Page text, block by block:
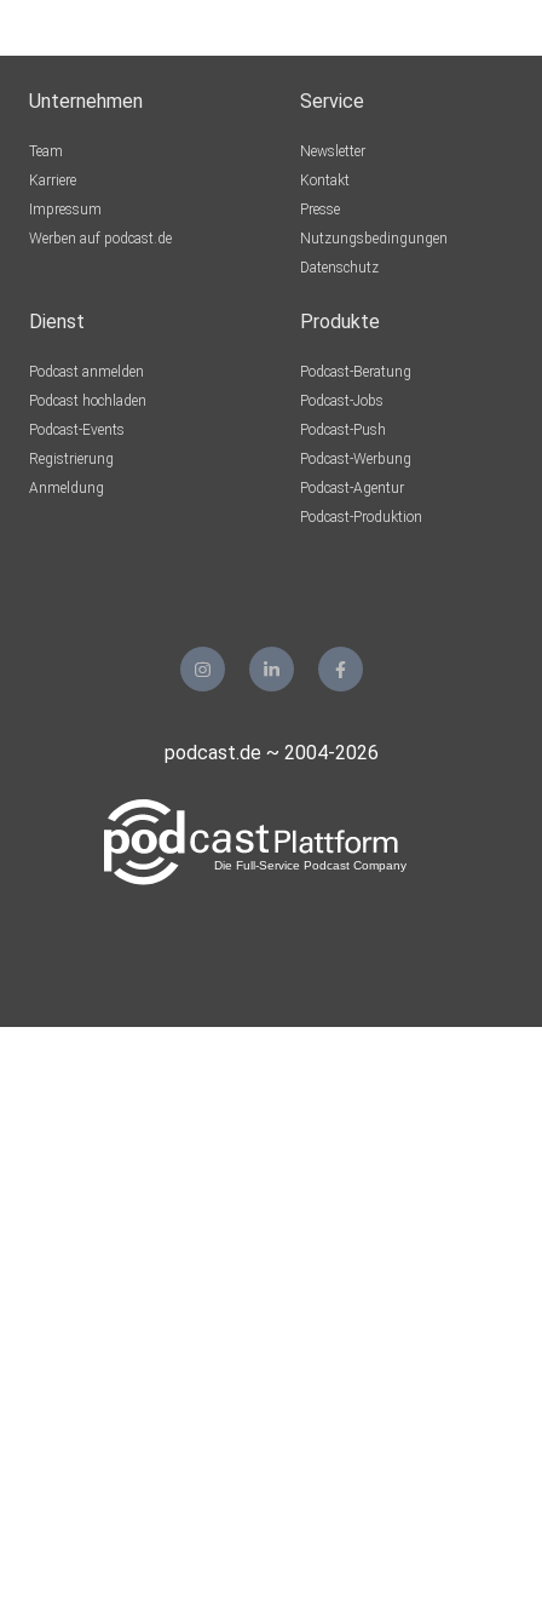
Unternehmen
Team
Karriere
Impressum
Werben auf podcast.de
Service
Newsletter
Kontakt
Presse
Nutzungsbedingungen
Datenschutz
Dienst
Podcast anmelden
Podcast hochladen
Podcast-Events
Registrierung
Anmeldung
Produkte
Podcast-Beratung
Podcast-Jobs
Podcast-Push
Podcast-Werbung
Podcast-Agentur
Podcast-Produktion
podcast.de ~ 2004-2026